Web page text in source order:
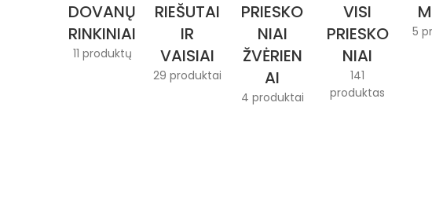
DOVANŲ
RINKINIAI
11 produktų
RIEŠUTAI
IR
VAISIAI
29 produktai
PRIESKO
NIAI
ŽVĖRIEN
AI
4 produktai
VISI
PRIESKO
NIAI
141
produktas
5